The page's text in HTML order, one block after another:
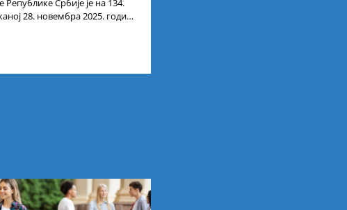
Републике Србије је на 134.
28. новембра 2025. године
резултата